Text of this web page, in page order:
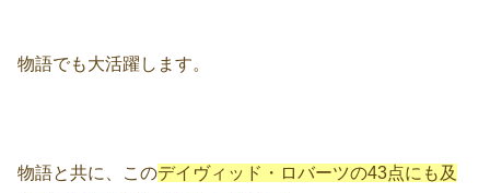
物語でも大活躍します。
物語と共に、このデイヴィッド・ロバーツの43点にも及